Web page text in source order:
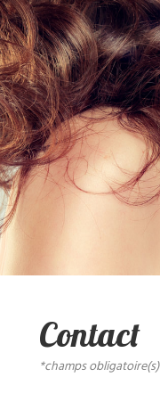
Contact
*champs obligatoire(s)